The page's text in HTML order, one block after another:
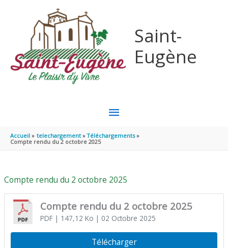
Saint-
Eugène
MENU
PRINCIPAL
Accueil telechargement
Téléchargements
Compte rendu du 2 octobre 2025
Compte rendu du 2 octobre 2025
Compte rendu du 2 octobre 2025
PDF| 147,12 Ko | 02 Octobre 2025
Télécharger